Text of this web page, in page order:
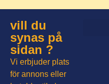
vill du
synas på
sidan ?
Vi erbjuder plats
för annons eller